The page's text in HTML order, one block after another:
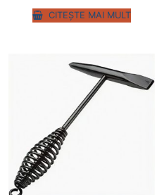
CITEȘTE MAI MULT